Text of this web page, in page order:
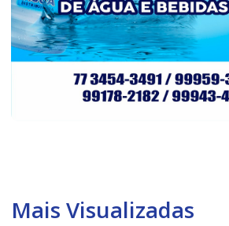
Mais Visualizadas